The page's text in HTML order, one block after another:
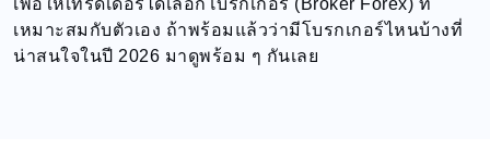
เพื่อให้เทรดเดอร์ได้เลือกโบรกเกอร์ (Broker Forex) ที่
เหมาะสมกับตัวเอง ถ้าพร้อมแล้วว่ามีโบรกเกอร์ไหนบ้างที่
น่าสนใจในปี 2026 มาดูพร้อม ๆ กันเลย